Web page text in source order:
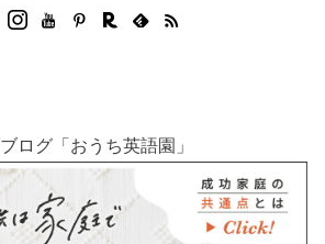
ログ「おうち英語園」